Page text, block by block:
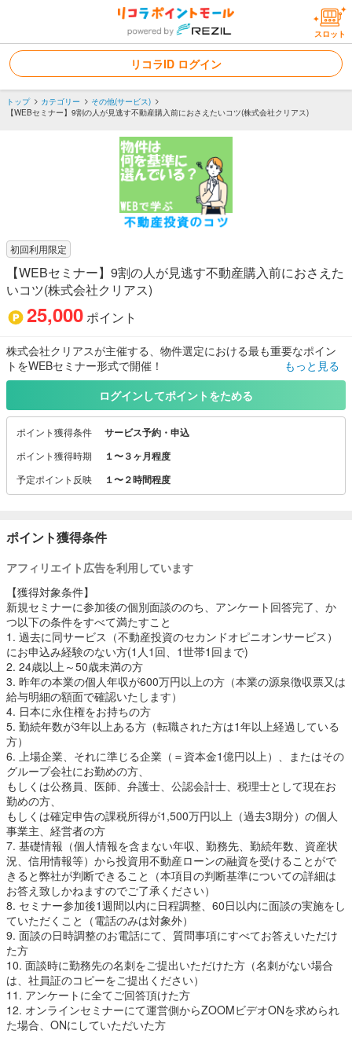
スロット
リコラID ログイン
トップ カテゴリー
その他(サービス)
【WEBセミナー】9割の人が見逃す不動産購入前におさえたいコツ(株式会社クリアス)
初回利用限定
【WEBセミナー】9割の人が見逃す不動産購入前におさえた
いコツ(株式会社クリアス)
25,000ポイント
株式会社クリアスが主催する、物件選定における最も重要なポイン
トをWEBセミナー形式で開催！
お金のプロであるFPが物件選定の見逃しやすい重要ポイントを解説
・物件を選ぶときに結局何を基準にすればよいのか？
・売却益を出す物件の購入方法とは？
致します。
※セミナー内容は予告なく変更する場合があります。
もっと見る
ログインしてポイントをためる
ポイント獲得条件 サービス予約・申込
ポイント獲得時期 １〜３ヶ月程度
予定ポイント反映 １〜２時間程度
ポイント獲得条件
アフィリエイト広告を利用しています
【獲得対象条件】
新規セミナーに参加後の個別面談ののち、アンケート回答完了、か
つ以下の条件をすべて満たすこと
1. 過去に同サービス（不動産投資のセカンドオピニオンサービス）
にお申込み経験のない方(1人1回、1世帯1回まで)
2. 24歳以上～50歳未満の方
3. 昨年の本業の個人年収が600万円以上の方（本業の源泉徴収票又は
給与明細の額面で確認いたします）
4. 日本に永住権をお持ちの方
5. 勤続年数が3年以上ある方（転職された方は1年以上経過している
方）
6. 上場企業、それに準じる企業（＝資本金1億円以上）、またはその
グループ会社にお勤めの方、
もしくは公務員、医師、弁護士、公認会計士、税理士として現在お
勤めの方、
もしくは確定申告の課税所得が1,500万円以上（過去3期分）の個人
事業主、経営者の方
7. 基礎情報（個人情報を含まない年収、勤務先、勤続年数、資産状
況、信用情報等）から投資用不動産ローンの融資を受けることがで
きると弊社が判断できること（本項目の判断基準についての詳細は
お答え致しかねますのでご了承ください）
8. セミナー参加後1週間以内に日程調整、60日以内に面談の実施をし
ていただくこと（電話のみは対象外）
9. 面談の日時調整のお電話にて、質問事項にすべてお答えいただけ
た方
10. 面談時に勤務先の名刺をご提出いただけた方（名刺がない場合
は、社員証のコピーをご提出ください）
11. アンケートに全てご回答頂けた方
12. オンラインセミナーにて運営側からZOOMビデオONを求められ
た場合、ONにしていただいた方